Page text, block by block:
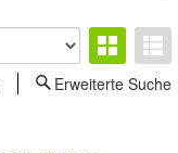
Erweiterte Suche